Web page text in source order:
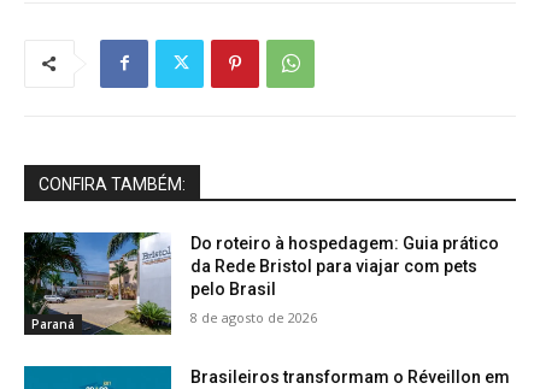
CONFIRA TAMBÉM:
Paraná
Do roteiro à hospedagem: Guia prático
da Rede Bristol para viajar com pets
pelo Brasil
8 de agosto de 2026
Brasileiros transformam o Réveillon em